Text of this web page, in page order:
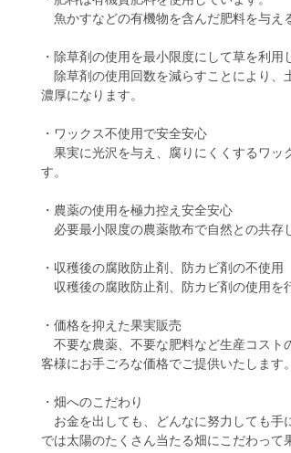
魚かすなどの有機物を含んだ肥料を与え
・除草剤の使用を最小限度にして草を利
除草剤の使用回数を減らすことにより、
濃厚になります。
・ワックス不使用で安全安心
果実に光沢を与え、腐りにくくするワッ
す。
・農薬の使用を極力控え安全安心
必要最小限度の農薬散布で自然との共存
・収穫後の腐敗防止剤、防カビ剤の不使用
収穫後の腐敗防止剤、防カビ剤の使用を
・価格を抑えた果実販売
不要な農薬、不要な肥料など生産コスト
客様にお手ごろな価格でご提供いたします。
・畑へのこだわり
お金を出しても、どんなに努力しても手
では太陽のたくさん当たる畑にこだわって